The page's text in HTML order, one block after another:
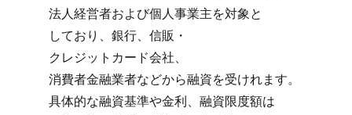
法人経営者および​個人事業主を​対象と​
しており、​銀行、​信販・
クレジットカード会社、​
消費者金融業者などから​融資を​受けれます。​
具体的な​融資基準や​金利、​融資限度額は​